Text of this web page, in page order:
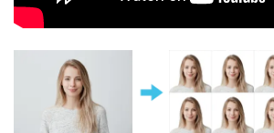
Generatoren har over 70 pass- /